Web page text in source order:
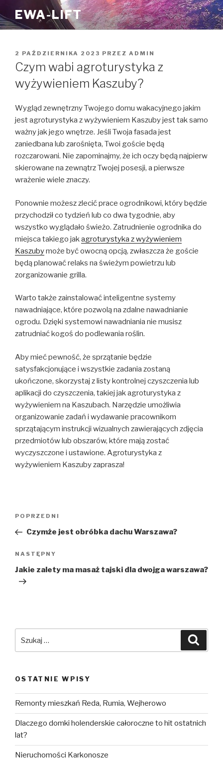
do
treści
EWA-LIFT
OPUBLIKOWANE
W
2 PAŹDZIERNIKA 2023 PRZEZ ADMIN
Czym wabi agroturystyka z
wyżywieniem Kaszuby?
Wygląd zewnętrzny Twojego domu wakacyjnego jakim
jest agroturystyka z wyżywieniem Kaszuby jest tak samo
ważny jak jego wnętrze. Jeśli Twoja fasada jest
zaniedbana lub zarośnięta, Twoi goście będą
rozczarowani. Nie zapominajmy, że ich oczy będą najpierw
skierowane na zewnątrz Twojej posesji, a pierwsze
wrażenie wiele znaczy.
Ponownie możesz zlecić prace ogrodnikowi, który będzie
przychodził co tydzień lub co dwa tygodnie, aby
wszystko wyglądało świeżo. Zatrudnienie ogrodnika do
miejsca takiego jakagroturystyka z wyżywieniem
Kaszubymoże być owocną opcją, zwłaszcza że goście
będą planować relaks na świeżym powietrzu lub
zorganizowanie grilla.
Warto także zainstalować inteligentne systemy
nawadniające, które pozwolą na zdalne nawadnianie
ogrodu. Dzięki systemowi nawadniania nie musisz
zatrudniać kogoś do podlewania roślin.
Aby mieć pewność, że sprzątanie będzie
satysfakcjonujące i wszystkie zadania zostaną
ukończone, skorzystaj z listy kontrolnej czyszczenia lub
aplikacji do czyszczenia, takiej jak agroturystyka z
wyżywieniem na Kaszubach. Narzędzie umożliwia
organizowanie zadań i wydawanie pracownikom
sprzątającym instrukcji wizualnych zawierających zdjęcia
przedmiotów lub obszarów, które mają zostać
wyczyszczone i ustawione. Agroturystyka z
wyżywieniem Kaszuby zaprasza!
Poprzedni
wpis
POPRZEDNI
Czymże jest obróbka dachu Warszawa?
Następny
wpis
NASTĘPNY
Jakie zalety ma masaż tajski dla dwojga warszawa?
OSTATNIE WPISY
Remonty mieszkań Reda, Rumia, Wejherowo
Dlaczego domki holenderskie całoroczne to hit ostatnich
lat?
Nieruchomości Karkonosze